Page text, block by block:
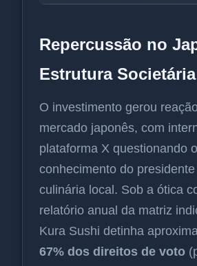
Repercussão no
Estrutura Societária
O investimento gerou
mercado japonês, com
plataforma X questionando o
conhecimento do
culinária local. Sob a ótica
relatório anual da matriz
Kura Sushi detinha
67% dos direitos de voto